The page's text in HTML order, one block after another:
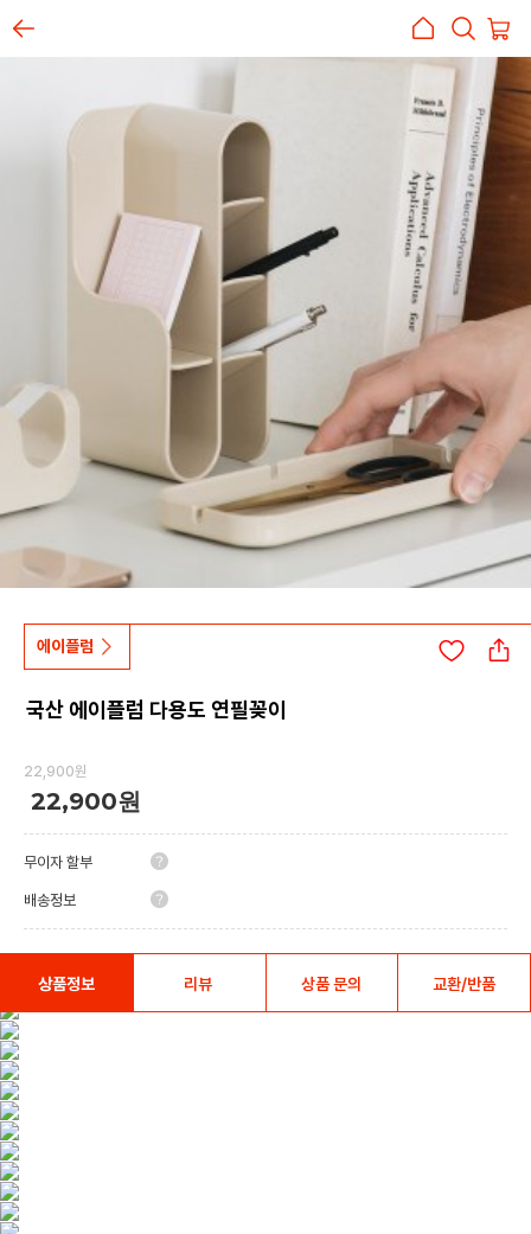
에이플럼
국산 에이플럼 다용도 연필꽂이
22,900원
22,900원
무이자 할부
배송정보
상품정보 리뷰 상품 문의 교환/반품